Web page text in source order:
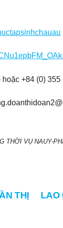
+84 (0)
THỜI VỤ NAUY-
LAO
THỊ